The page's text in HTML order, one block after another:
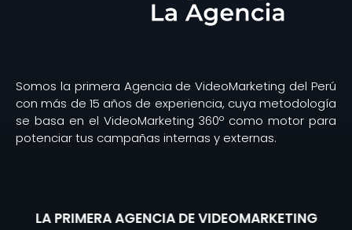
Somos la primera Agencia de VideoMarketing del Perú
con más de 15 años de experiencia, cuya metodología
se basa en el VideoMarketing 360º como motor para
potenciar tus campañas internas y externas.
LA PRIMERA AGENCIA DE VIDEOMARKETING